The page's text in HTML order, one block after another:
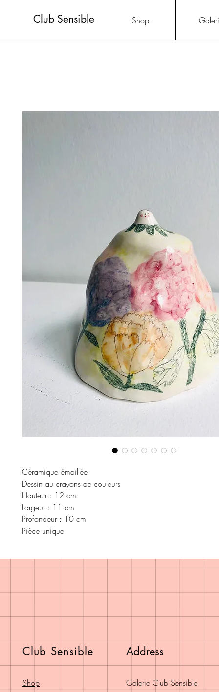
Club Sensible Shop
Céramique émaillée
Dessin au crayons de couleurs
Hauteur : 12 cm
Largeur : 11 cm
Profondeur : 10 cm
Pièce unique
Club Sensible
Shop
Address
Galerie Club Sensible